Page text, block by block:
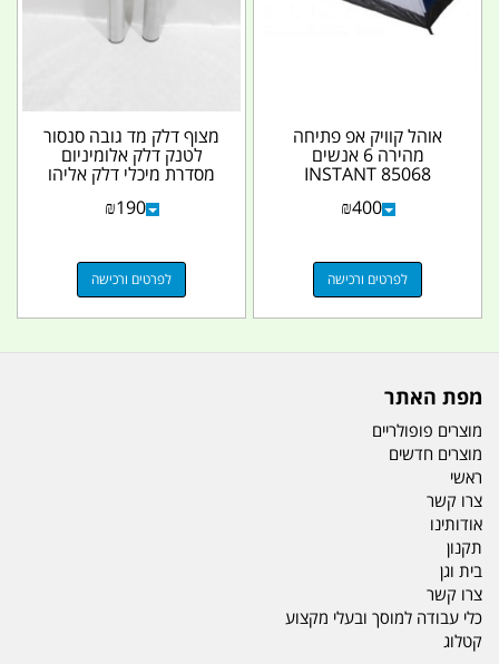
אוהל קוויק אפ פתיחה
מהירה 6 אנשים
INSTANT 85068
לייף₪400
לפרטים ורכישה
מצוף דלק מד גובה סנסור
לטנק דלק אלומיניום
מסדרת מיכלי דלק אליהו
₪190
לפרטים ורכישה
מפת האתר
מוצרים פופולריים
מוצרים חדשים
ראשי
צרו קשר
אודותינו
תקנון
בית וגן
צרו קשר
כלי עבודה למוסך ובעלי מקצוע
קטלוג